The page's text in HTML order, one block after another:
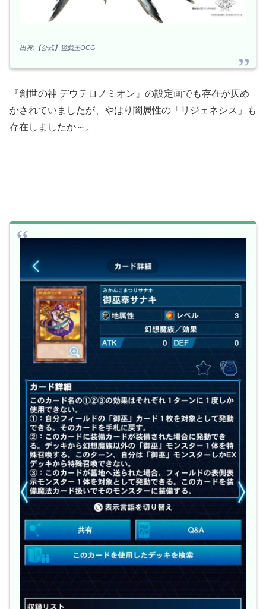
出典:【公式】遊戯王OCG
『創世の神 デウテロノミオン』の設定画でも存在が仄め
かされていましたが、やはり闇属性の「リジェネシス」も
存在しましたか～。